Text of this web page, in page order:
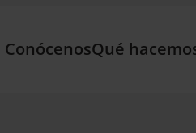
ConócenosQué